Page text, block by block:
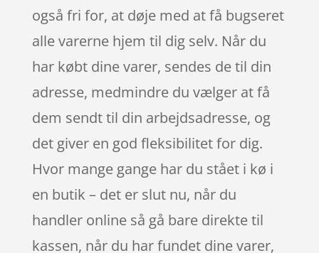
også fri for, at døje med at få bugseret
alle varerne hjem til dig selv. Når du
har købt dine varer, sendes de til din
adresse, medmindre du vælger at få
dem sendt til din arbejdsadresse, og
det giver en god fleksibilitet for dig.
Hvor mange gange har du stået i kø i
en butik – det er slut nu, når du
handler online så gå bare direkte til
kassen, når du har fundet dine varer,